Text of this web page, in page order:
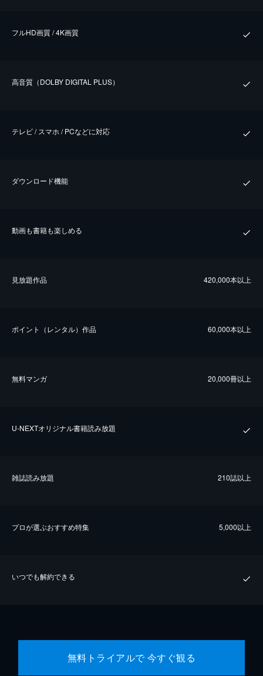
フルHD画質 / 4K画質
⾼⾳質（DOLBY DIGITAL PLUS）
テレビ / スマホ / PCなどに対応
ダウンロード機能
動画も書籍も楽しめる
⾒放題作品 420,000本以上
ポイント（レンタル）作品 60,000本以上
無料マンガ 20,000冊以上
U-NEXTオリジナル書籍読み放題
雑誌読み放題 210誌以上
プロが選ぶおすすめ特集 5,000以上
いつでも解約できる
無料トライアルで 今すぐ観る